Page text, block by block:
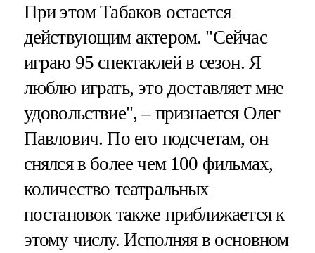
При этом Табаков остается
действующим актером. "Сейчас
играю 95 спектаклей в сезон. Я
люблю играть, это доставляет мне
удовольствие", – признается Олег
Павлович. По его подсчетам, он
снялся в более чем 100 фильмах,
количество театральных
постановок также приближается к
этому числу. Исполняя в основном